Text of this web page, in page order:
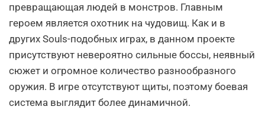
превращающая людей в монстров. Главным
героем является охотник на чудовищ. Как и в
других Souls-подобных играх, в данном проекте
присутствуют невероятно сильные боссы, неявный
сюжет и огромное количество разнообразного
оружия. В игре отсутствуют щиты, поэтому боевая
система выглядит более динамичной.